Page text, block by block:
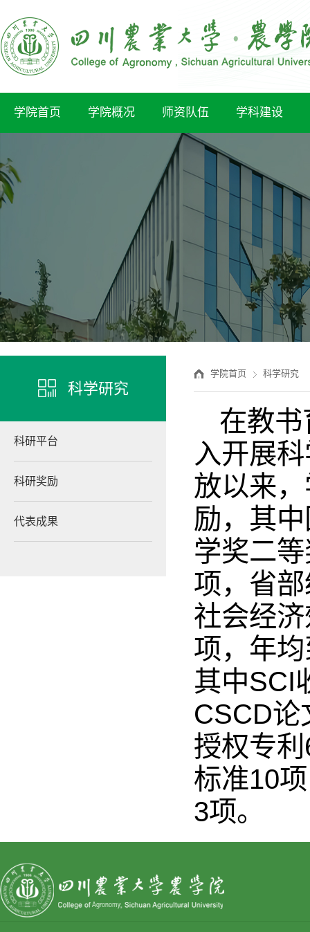
学院首页 学院概况 师资队伍 学科建设
科学研究
科研平台
科研奖励
代表成果
学院首页 科学研究
在教
入开展
放以来
励，其
学奖二
项，省
社会经
项，年
其中SCI
CSCD论
授权专
标准10
3项。